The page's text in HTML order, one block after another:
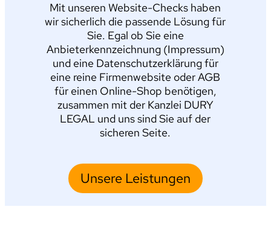
Mit unseren Website-Checks haben
wir sicherlich die passende Lösung für
Sie. Egal ob Sie eine
Anbieterkennzeichnung (Impressum)
und eine Datenschutzerklärung für
eine reine Firmenwebsite oder AGB
für einen Online-Shop benötigen,
zusammen mit der Kanzlei DURY
LEGAL und uns sind Sie auf der
sicheren Seite.
Unsere Leistungen